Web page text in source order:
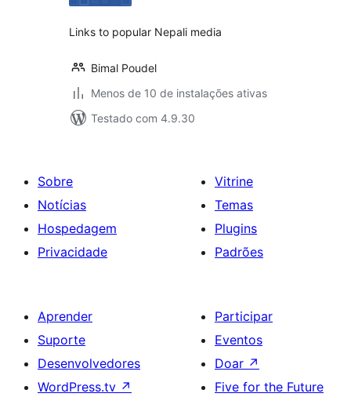
Links to popular Nepali media
Bimal Poudel
Menos de 10 de instalações ativas
Testado com 4.9.30
Sobre
Notícias
Hospedagem
Privacidade
Vitrine
Temas
Plugins
Padrões
Aprender
Suporte
Desenvolvedores
WordPress.tv ↗
Participar
Eventos
Doar ↗
Five for the Future